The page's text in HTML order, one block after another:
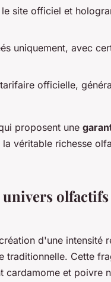
site officiel et
uniquement, avec
officielle,
proposent une
véritable richesse
univers olfactifs
d'une intensité
traditionnelle. Cette
cardamome et poivre